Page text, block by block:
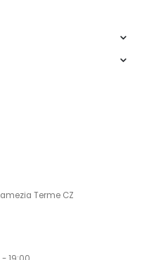
Terme CZ